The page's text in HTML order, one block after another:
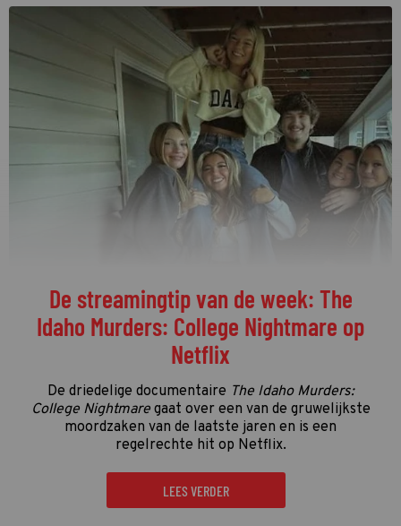
De streamingtip van de week: The
Idaho Murders: College Nightmare op
Netflix
De driedelige documentaire The Idaho Murders:
College Nightmaregaat over een van de gruwelijkste
moordzaken van de laatste jaren en is een
regelrechte hit op Netflix.
LEES VERDER